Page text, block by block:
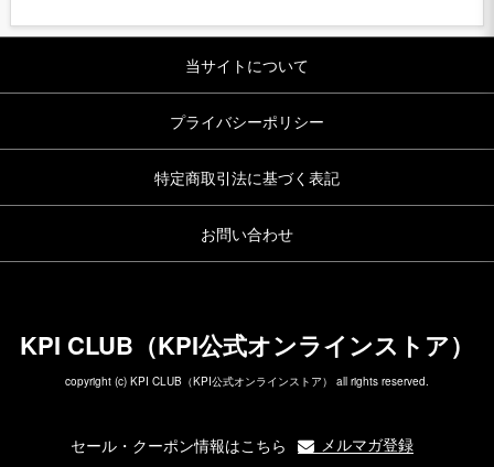
当サイトについて
プライバシーポリシー
特定商取引法に基づく表記
お問い合わせ
KPI CLUB（KPI公式オンラインストア）
copyright (c) KPI CLUB（KPI公式オンラインストア） all rights reserved.
セール・クーポン情報はこちら メルマガ登録